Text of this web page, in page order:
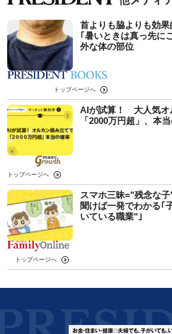
首よりも脇よりも効
｢暑いときは真っ先に
外な体の部位
トップページへ
AIが試算！ 大人気オ
「2000万円超」、本
トップページへ
スマホ三昧="残念な
聞けば一発でわかる｢
いている職業"｣
トップページへ